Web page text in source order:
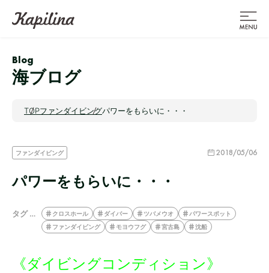
Blog
海ブログ
TOPファンダイビングパワーをもらいに・・・
ファンダイビング 2018/05/06
パワーをもらいに・・・
タグ … クロスホール ダイバー ツバメウオ
パワースポット
ファンダイビング
モヨウフグ 宮古島 沈船
《ダイビングコンディション》